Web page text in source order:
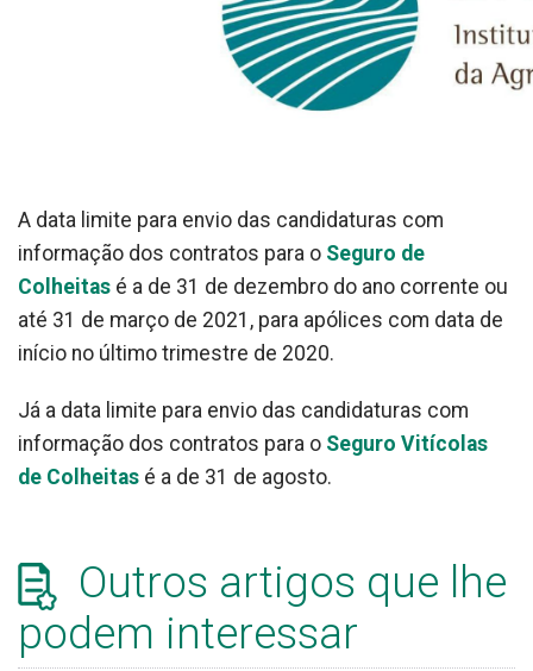
A data limite para envio das candidaturas com
informação dos contratos para o Seguro de
Colheitas é a de 31 de dezembro do ano corrente ou
até 31 de março de 2021, para apólices com data de
início no último trimestre de 2020.
Já a data limite para envio das candidaturas com
informação dos contratos para o Seguro Vitícolas
de Colheitas é a de 31 de agosto.
Outros artigos que lhe
podem interessar